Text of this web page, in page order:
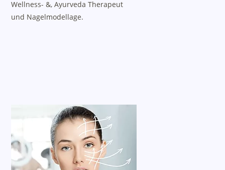
Wellness- &, Ayurveda Therapeut
und Nagelmodellage.